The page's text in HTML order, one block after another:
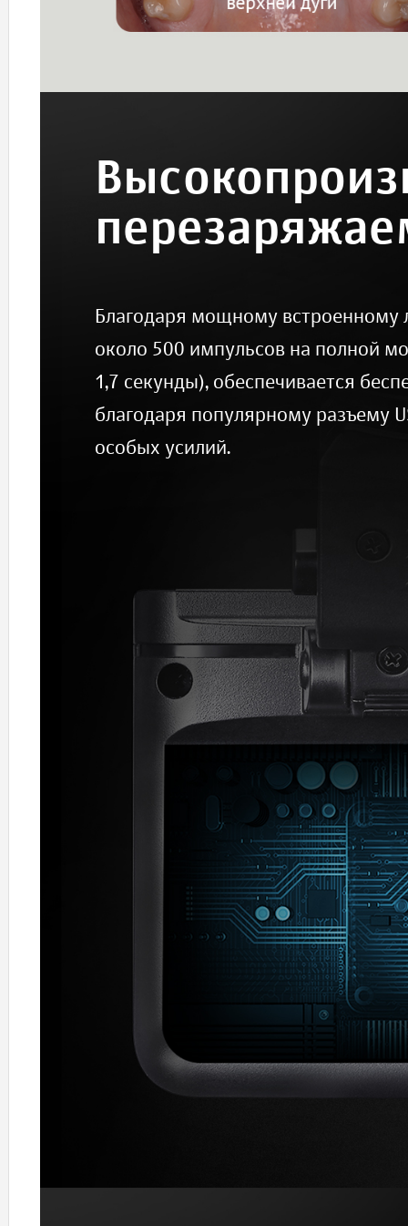
Благодаря мощному встроенному
около 500 импульсов на полной
1,7 секунды), обеспечивается
благодаря популярному разъему
особых усилий.